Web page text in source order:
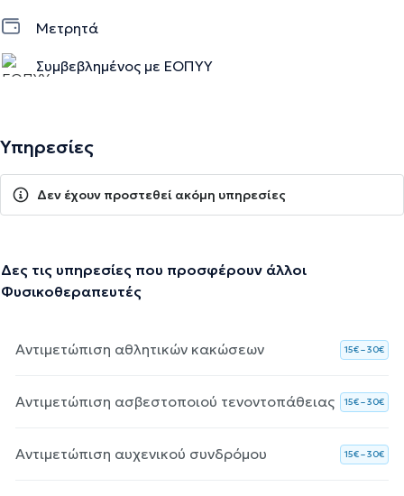
Μετρητά
Συμβεβλημένος με ΕΟΠΥΥ
Υπηρεσίες
Δεν έχουν προστεθεί ακόμη υπηρεσίες
Δες τις υπηρεσίες που προσφέρουν άλλοι
Φυσικοθεραπευτές
Αντιμετώπιση αθλητικών κακώσεων 15€ – 30€
Αντιμετώπιση ασβεστοποιού τενοντοπάθειας 15€ – 30€
Αντιμετώπιση αυχενικού συνδρόμου 15€ – 30€